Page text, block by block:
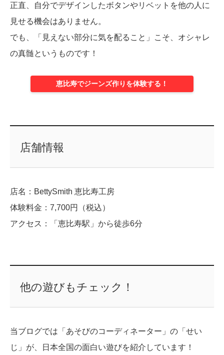
正直、自分でデザインしたボタンやリベットを他の人に
見せる機会はありません。
でも、「見えない部分に気を配ること」こそ、オシャレ
の真髄というものです！
恵比寿でジーンズ作りを体験する！
店舗情報
店名：BettySmith 恵比寿工房
体験料金：7,700円（税込）
アクセス：「恵比寿駅」から徒歩6分
他の遊びもチェック！
当ブログでは「あそびのコーディネーター」の「せい
じ」が、日本全国の面白い遊びを紹介しています！